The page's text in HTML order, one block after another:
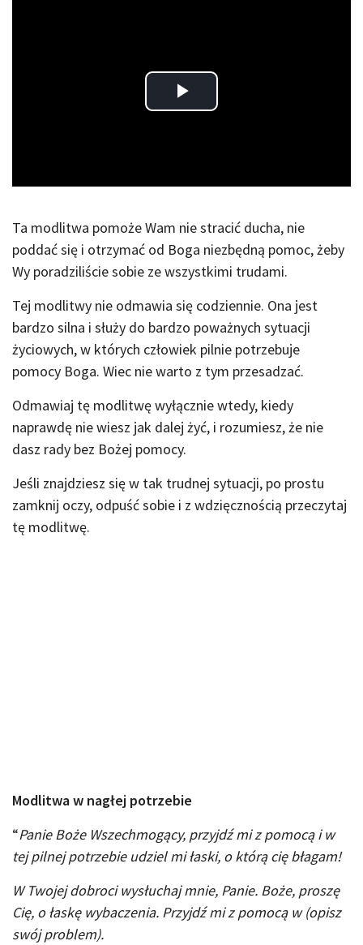
Play
Ta modlitwa pomoże Wam nie stracić ducha, nie
poddać się i otrzymać od Boga niezbędną pomoc, żeby
Wy poradziliście sobie ze wszystkimi trudami.
Tej modlitwy nie odmawia się codziennie. Ona jest
bardzo silna i służy do bardzo poważnych sytuacji
życiowych, w których człowiek pilnie potrzebuje
pomocy Boga. Wiec nie warto z tym przesadzać.
Odmawiaj tę modlitwę wyłącznie wtedy, kiedy
naprawdę nie wiesz jak dalej żyć, i rozumiesz, że nie
dasz rady bez Bożej pomocy.
Jeśli znajdziesz się w tak trudnej sytuacji, po prostu
zamknij oczy, odpuść sobie i z wdzięcznością przeczytaj
tę modlitwę.
Modlitwa w nagłej potrzebie
“Panie Boże Wszechmogący, przyjdź mi z pomocą i w
tej pilnej potrzebie udziel mi łaski, o którą cię błagam!
W Twojej dobroci wysłuchaj mnie, Panie. Boże, proszę
Cię, o łaskę wybaczenia. Przyjdź mi z pomocą w (opisz
swój problem).